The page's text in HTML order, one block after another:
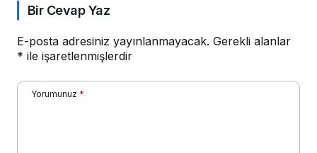
Bir Cevap Yaz
E-posta adresiniz yayınlanmayacak. Gerekli alanlar
* ile işaretlenmişlerdir
Yorumunuz *